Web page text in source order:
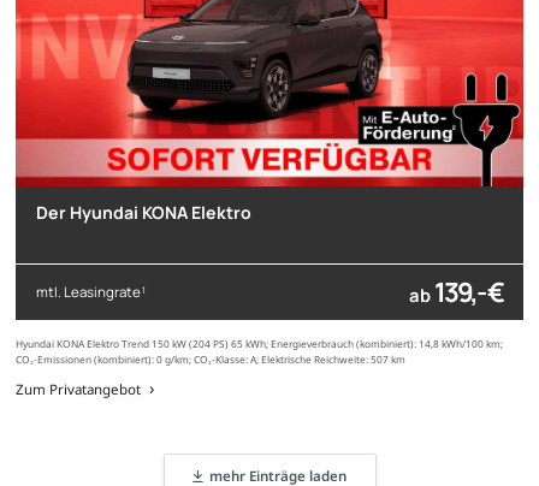
Der Hyundai KONA Elektro
mtl. Leasingrate1 ab 139,- €
Hyundai KONA Elektro Trend 150 kW (204 PS) 65 kWh; Energieverbrauch (kombiniert): 14,8 kWh/100 km;
CO₂-Emissionen (kombiniert): 0 g/km; CO₂-Klasse: A; Elektrische Reichweite: 507 km
Zum Privatangebot
mehr Einträge laden